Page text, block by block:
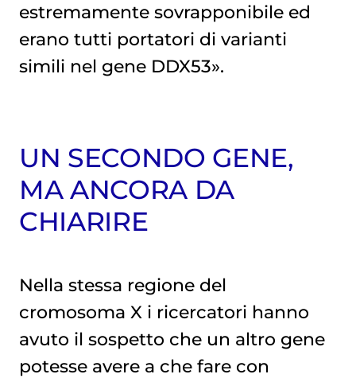
estremamente sovrapponibile ed
erano tutti portatori di varianti
simili nel gene DDX53».
UN SECONDO GENE,
MA ANCORA DA
CHIARIRE
Nella stessa regione del
cromosoma X i ricercatori hanno
avuto il sospetto che un altro gene
potesse avere a che fare con